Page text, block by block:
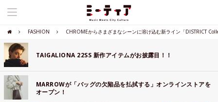
FASHION CHROMEからさまざまなシーンに溶け込む新ライン「DISTRICT
TAIGALIONA 22SS 新作アイテムがお披露目！！
MARROWが「バッグの欠陥品を払拭する」オンラインストアを
オープン！